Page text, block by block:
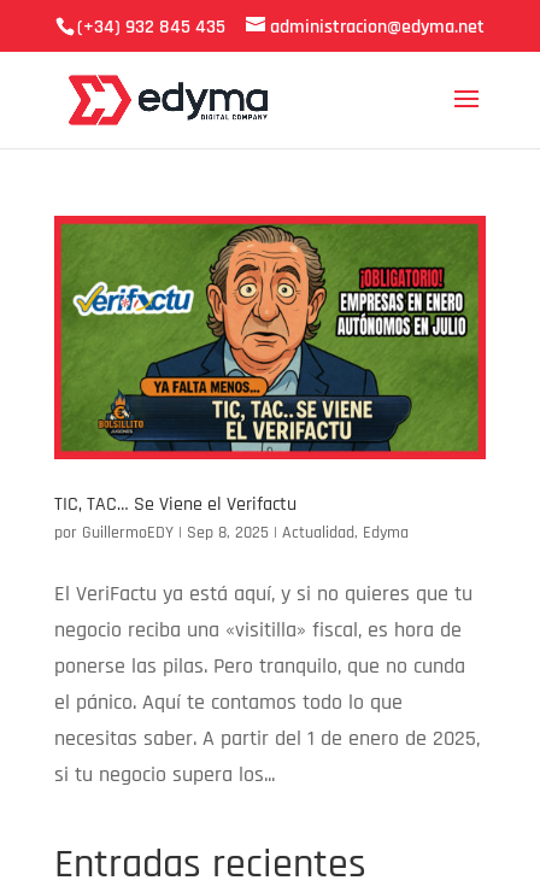
(+34) 932 845 435 administracion@edyma.net
TIC, TAC… Se Viene el Verifactu
por GuillermoEDY| Sep 8, 2025 | Actualidad, Edyma
El VeriFactu ya está aquí, y si no quieres que tu
negocio reciba una «visitilla» fiscal, es hora de
ponerse las pilas. Pero tranquilo, que no cunda
el pánico. Aquí te contamos todo lo que
necesitas saber. A partir del 1 de enero de 2025,
si tu negocio supera los...
Entradas recientes